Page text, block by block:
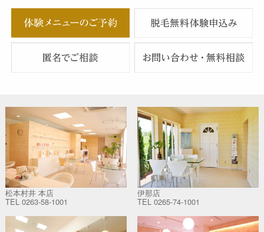
松本村井 本店
TEL 0263-58-1001
伊那店
TEL 0265-74-1001